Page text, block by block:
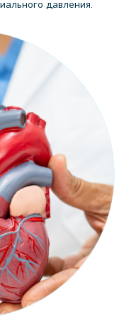
давления.